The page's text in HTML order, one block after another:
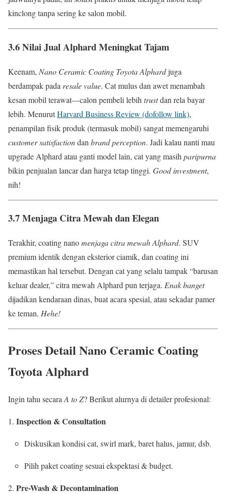
kinclong tanpa sering ke salon mobil.
3.6 Nilai Jual Alphard Meningkat Tajam
Keenam, Nano Ceramic Coating Toyota Alphardjuga
berdampak pada resale value. Cat mulus dan awet menambah
kesan mobil terawat—calon pembeli lebih trustdan rela bayar
lebih. MenurutHarvard Business Review (dofollow link),
penampilan fisik produk (termasuk mobil) sangat memengaruhi
customer satisfactiondan brand perception. Jadi kalau nanti mau
upgrade Alphard atau ganti model lain, cat yang masih paripurna
bikin penjualan lancar dan harga tetap tinggi. Good investment,
nih!
3.7 Menjaga Citra Mewah dan Elegan
Terakhir, coating nanomenjaga citra mewah Alphard. SUV
premium identik dengan eksterior ciamik, dan coating ini
memastikan hal tersebut. Dengan cat yang selalu tampak “barusan
keluar dealer,” citra mewah Alphard pun terjaga. Enak banget
dijadikan kendaraan dinas, buat acara spesial, atau sekadar pamer
ke teman. Hehe!
Proses Detail Nano Ceramic Coating
Toyota Alphard
Ingin tahu secara A to Z? Berikut alurnya di detailer profesional:
Inspection & Consultation
Diskusikan kondisi cat, swirl mark, baret halus, jamur, dsb.
Pilih paket coating sesuai ekspektasi & budget.
Pre-Wash & Decontamination